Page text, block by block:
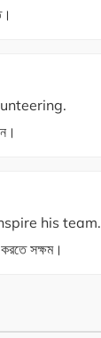
his team.
সক্ষম।